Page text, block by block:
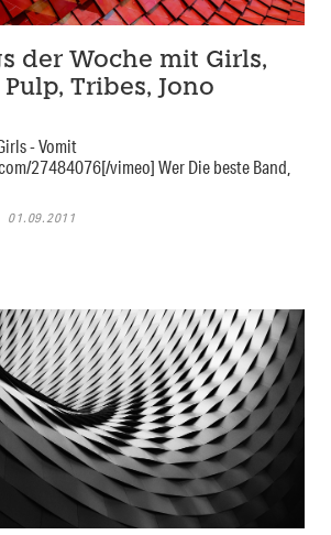
der Woche mit Girls,
Tribes, Jono
- Vomit
27484076[/vimeo] Wer Die beste Band,
01.09.2011